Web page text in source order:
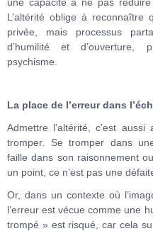
L’altérité oblige à reconnaître
privée, mais processus
d’humilité et d’ouverture,
psychisme.
La place de l’erreur dans
Admettre l’altérité, c’est
tromper. Se tromper dans
faille dans son raisonnement
un point, ce n’est pas une
Or, dans un contexte où
l’erreur est vécue comme une
trompé » est risqué, car cela